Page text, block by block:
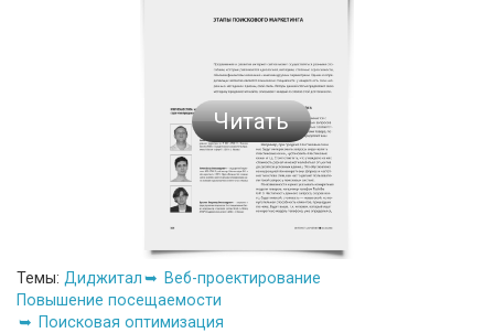
Читать
Темы: Диджитал
Веб-проектирование
Повышение посещаемости
Поисковая оптимизация